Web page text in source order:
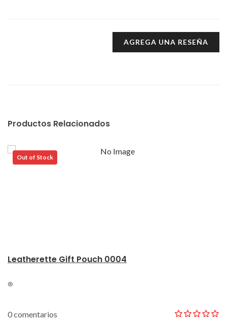
AGREGA UNA RESEÑA
Productos Relacionados
Out of Stock
Leatherette Gift Pouch 0004
®
0 comentarios